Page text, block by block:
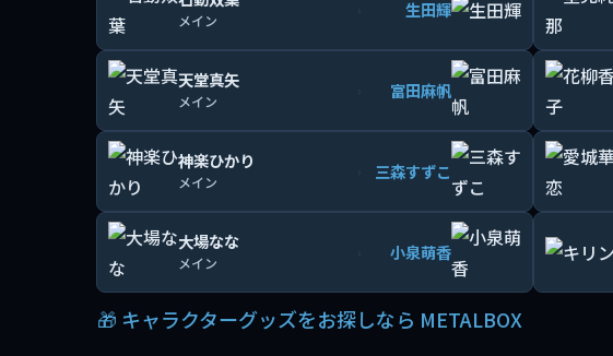
メイン
› 生田輝
天堂真矢
メイン
› 富田麻帆
神楽ひかり
メイン
› 三森すずこ
大場なな
メイン
› 小泉萌香
🎁 キャラクターグッズをお探しなら METALBOX